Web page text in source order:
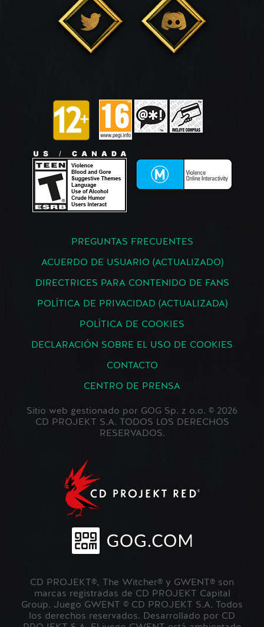
PREGUNTAS FRECUENTES
ACUERDO DE USUARIO (ACTUALIZADO)
DIRECTRICES PARA CONTENIDO DE FANS
POLÍTICA DE PRIVACIDAD (ACTUALIZADA)
POLÍTICA DE COOKIES
DECLARACIÓN SOBRE EL USO DE COOKIES
CONTACTO
CENTRO DE PRENSA
Sitio web gestionado por GOG Sp. z o.o. © 2026
CD PROJEKT S.A. TODOS LOS DERECHOS
RESERVADOS.
CD PROJEKT®, The Witcher® y GWENT® son
marcas registradas de CD PROJEKT Capital
Group. Juego GWENT © CD PROJEKT S.A. Todos
los derechos reservados. Desarrollado por CD